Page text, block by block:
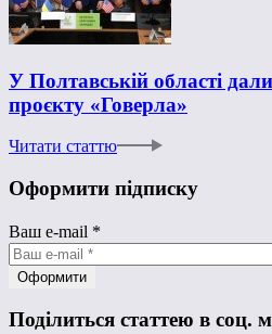
У Полтавській області
проєкту «Говерла»
Читати статтю
Оформити підписку
Ваш e-mail *
Поділиться статтею в соц.